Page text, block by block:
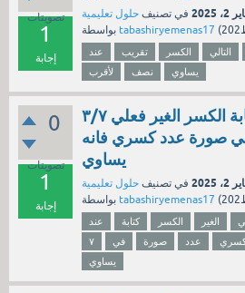
تصويتات
1
إجابة
2025 في تصنيف حلول تعليمية
tabashiryemenas17 (
عند تقريب الكسر التالي
لأقرب
نصف يساوي
0
تصويتات
1
إجابة
عند كتابة الكسر الغير فعلي ٣/٧
صورة عدد كسري فانه
يساوي
2025 في تصنيف حلول تعليمية
tabashiryemenas17 (
عند كتابة الكسر الغير
٧
في صورة عدد
يساوي